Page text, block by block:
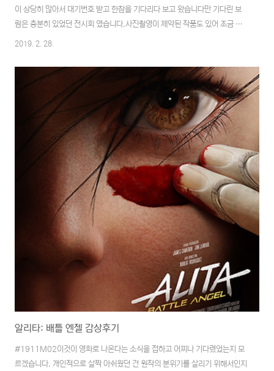
이 상당히 많아서 대기번호 받고 한참을 기다리다 보고 왔습니다만 기다린 보
람은 충분히 있었던 전시회 였습니다.사진촬영이 제약된 작품도 있어 조금 아
쉽긴 했습니다만 인상깊게 볼 수 있었던 작품들이 많이 있었습니다. 전통적인
오른 뒤 많이 성숙해진 느낌을 받을 수 있었던 것 같습니다. 물론 작가의 다양
한 도전이 가능하게 해준 것이겠죠. 이러한 디지털 작품들이 순수미술쪽에도
상당히 깊이있게 들어와 있다는 생각이 들었습니다. 펜화의 섬세함은 매력이
넘치고, 유화가 가지고 있는 독특한 입체감은 펜화와는 다른 느낌이 있기에 조
금 배워보고 싶다는 생각도 해 봤습니..
2019. 2. 28.
알리타: 배틀 엔젤 감상후기
#1911M02이것이 영화로 나온다는 소식을 접하고 어찌나 기다렸었는지 모
르겠습니다. 개인적으로 살짝 아쉬웠던 건 원작의 분위기를 살리기 위해서인지